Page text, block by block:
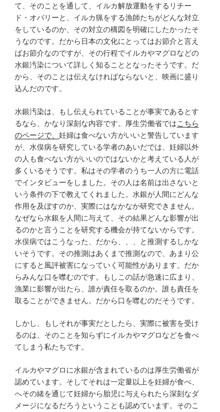
て、そのことを通して、イルカ解放運動をするリチー
ド・オバリーと、イルカ猟をする漁師たちがどんな対立
をしているのか、その対立の構図を明確にしたかったそ
うなのです。だから日本の文化にとってはお節介と言え
ばお節介なのですが、その行程でイルカやマグロなどの
水銀汚染について詳しく知ることとなったそうです。だ
から、そのことは伝えなければならないと、映画に盛り
込んだのです。
水銀汚染は、もし伝えられていることが事実であるとす
るなら、かなり深刻な内容です。厚生労働省ではこちら
のページで、 妊婦は食べない方がいいと警告しています
が、水俣病を研究している学者のあいだでは、妊婦以外
の人も食べない方がいいのではないかと考えている人が
多くいるそうです。私はその学者のうち一人の方に電話
でインタビューをしました。その人は名前は出さないと
いう条件の下で教えてくれました。水銀が人間にどんな
作用を及ぼすのか、実際にはなかなか研究できません。
なぜなら水銀を人間に与えて、その結果どんな影響が出
るのかと言うことを研究する機会が持てないからです。
水俣病ではこうなった、だから、、、と推測するしかな
いそうです。その推測はあくまで推測なので、あまり公
にすると風評被害になっていく可能性があります。だか
らみんな口を噤むのです。もしこの話が急速に広まり、
漁業に影響が出たら、誰が責任を取るのか。誰も責任を
取ることができません。だから口を噤むのだそうです。
しかし、もしそれが事実だとしたら、実際に被害を受け
るのは、そのことを知らずにイルカやマグロなどを食べ
てしまう私たちです。
イルカやマグロに水銀が含まれているのは厚生労働省が
認めています。そしてそれは一定量以上を妊婦が食べ、
へその緒を通じて妊婦から胎児に与えられたら深刻なダ
メージになるだろうということも認めています。そのこ